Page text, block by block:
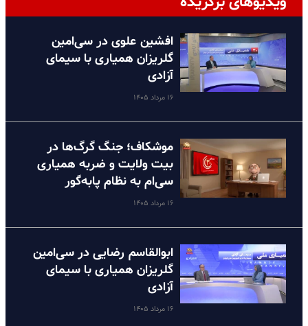
افشین علوی در سی‌امین
گلریزان همیاری با سیمای
آزادی
۱۶ مرداد ۱۴۰۵
موشکاف؛ جنگ گرگ‌ها در
بیت ولایت و ضربه همیاری
سی‌ام به نظام پا‌به‌گور
۱۶ مرداد ۱۴۰۵
ابوالقاسم رضایی در سی‌امین
گلریزان همیاری با سیمای
آزادی
۱۶ مرداد ۱۴۰۵